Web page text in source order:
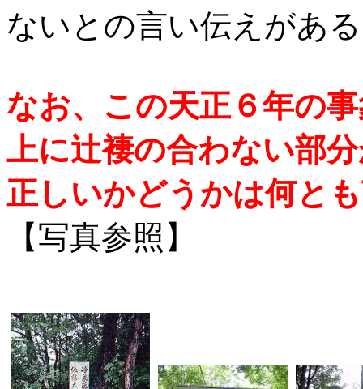
ないとの言い伝えがあ
なお、この天正６年の
上に辻褄の合わない部
正しいかどうかは何と
【写真参照】